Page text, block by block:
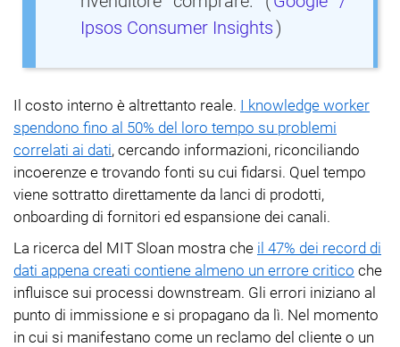
Ipsos Consumer Insights)
Il costo interno è altrettanto reale. I knowledge worker
spendono fino al 50% del loro tempo su problemi
correlati ai dati, cercando informazioni, riconciliando
incoerenze e trovando fonti su cui fidarsi. Quel tempo
viene sottratto direttamente da lanci di prodotti,
onboarding di fornitori ed espansione dei canali.
La ricerca del MIT Sloan mostra che il 47% dei record di
dati appena creati contiene almeno un errore critico che
influisce sui processi downstream. Gli errori iniziano al
punto di immissione e si propagano da lì. Nel momento
in cui si manifestano come un reclamo del cliente o un